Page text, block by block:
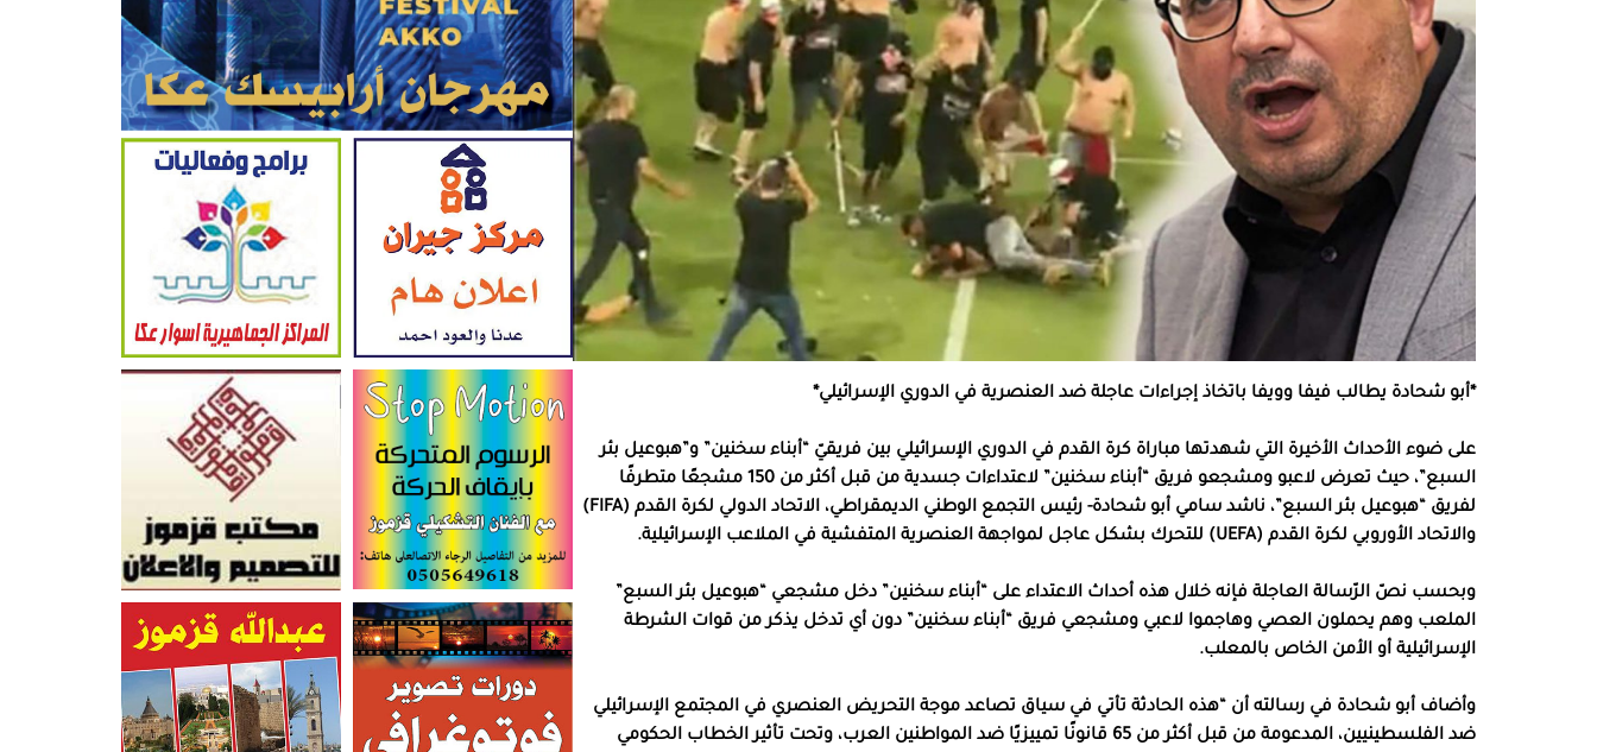
*أبو شحادة يطالب فيفا وويفا باتخاذ إجراءات عاجلة ضد العنصرية في الدوري الإسرائيلي*
على ضوء الأحداث الأخيرة التي شهدتها مباراة كرة القدم في الدوري الإسرائيلي بين فريقيّ “أبناء سخنين” و”هبوعيل بئر
السبع”، حيث تعرض لاعبو ومشجعو فريق “أبناء سخنين” لاعتداءات جسدية من قبل أكثر من 150 مشجعًا متطرفًا
لفريق “هبوعيل بئر السبع”، ناشد سامي أبو شحادة- رئيس التجمع الوطني الديمقراطي، الاتحاد الدولي لكرة القدم (FIFA)
والاتحاد الأوروبي لكرة القدم (UEFA) للتحرك بشكل عاجل لمواجهة العنصرية المتفشية في الملاعب الإسرائيلية.
وبحسب نصّ الرّسالة العاجلة فإنه خلال هذه أحداث الاعتداء على “أبناء سخنين” دخل مشجعي “هبوعيل بئر السبع”
الملعب وهم يحملون العصي وهاجموا لاعبي ومشجعي فريق “أبناء سخنين” دون أي تدخل يذكر من قوات الشرطة
الإسرائيلية أو الأمن الخاص بالمعلب.
وأضاف أبو شحادة في رسالته أن “هذه الحادثة تأتي في سياق تصاعد موجة التحريض العنصري في المجتمع الإسرائيلي
ضد الفلسطينيين، المدعومة من قبل أكثر من 65 قانونًا تمييزيًا ضد المواطنين العرب، وتحت تأثير الخطاب الحكومي